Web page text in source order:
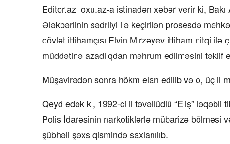
Editor.az oxu.az-a istinadən xəbər verir ki,
Ələkbərlinin sədrliyi ilə keçirilən prosesdə
dövlət ittihamçısı Elvin Mirzəyev ittiham nitqi ilə
müddətinə azadlıqdan məhrum edilməsini təklif
Müşavirədən sonra hökm elan edilib və o, üç il
Qeyd edək ki, 1992-ci il təvəllüdlü “Eliş” ləqəbli
Polis İdarəsinin narkotiklərlə mübarizə bölməsi
şübhəli şəxs qismində saxlanılıb.